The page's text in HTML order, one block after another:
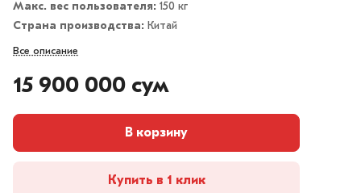
Макс. вес пользователя: 150 кг
Страна производства: Китай
Все описание
15 900 000 сум
В корзину
Купить в 1 клик